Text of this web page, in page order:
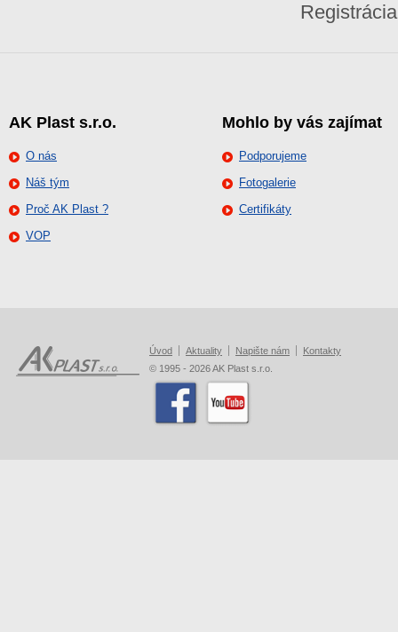
AK Plast s.r.o.
O nás
Náš tým
Proč AK Plast ?
VOP
Mohlo by vás zajímat
Podporujeme
Fotogalerie
Certifikáty
Úvod Aktuality Napište nám
Kontakty
© 1995 - 2026 AK Plast s.r.o.